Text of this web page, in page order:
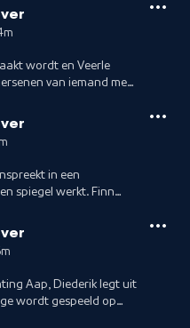
wordt en Veerle
van iemand met
in een
spiegel werkt. Finn
Aap, Diederik legt uit
wordt gespeeld op